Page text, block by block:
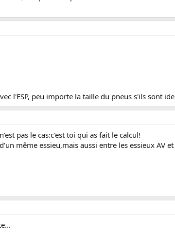
l'ESP, peu importe la taille du pneus s'ils sont
pas le cas:c'est toi qui as fait le calcul!
même essieu,mais aussi entre les essieux AV et